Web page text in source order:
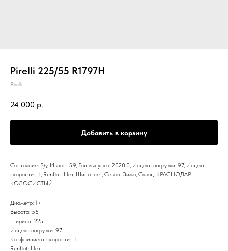
Pirelli 225/55 R1797H
Pirelli
24 000 р.
Добавить в корзину
Состояние: Б/у, Износ: 5.9, Год выпуска: 2020.0, Индекс нагрузки: 97, Индекс
скорости: H, Runflat: Нет, Шипы: нет, Сезон: Зима, Склад: КРАСНОДАР
КОЛОСИСТЫЙ
Диаметр: 17
Высота: 55
Ширина: 225
Индекс нагрузки: 97
Коэффициент скорости: H
Runflat: Нет